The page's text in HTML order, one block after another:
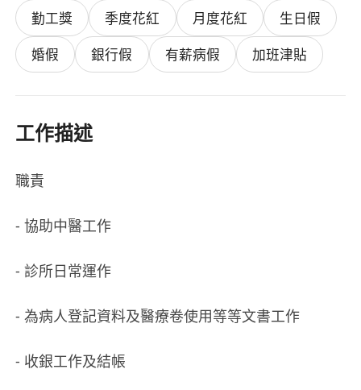
勤工獎 季度花紅 月度花紅
生日假
婚假
銀行假 有薪病假 加班津貼
工作描述
職責
- 協助中醫工作
- 診所日常運作
- 為病人登記資料及醫療卷使用等等文書工作
- 收銀工作及結帳